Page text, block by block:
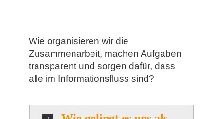
Wie organisieren wir die
Zusammenarbeit, machen Aufgaben
transparent und sorgen dafür, dass
alle im Informationsfluss sind?